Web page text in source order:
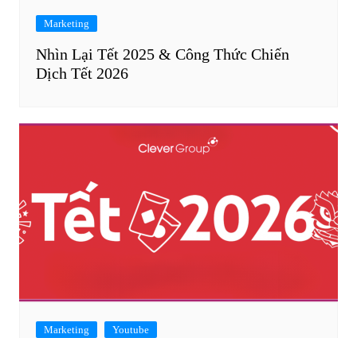
Marketing
Nhìn Lại Tết 2025 & Công Thức Chiến
Dịch Tết 2026
Marketing Youtube